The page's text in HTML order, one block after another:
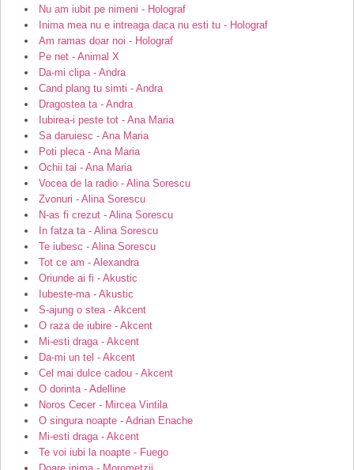
Nu am iubit pe nimeni - Holograf
Inima mea nu e intreaga daca nu esti tu - Holograf
Am ramas doar noi - Holograf
Pe net - Animal X
Da-mi clipa - Andra
Cand plang tu simti - Andra
Dragostea ta - Andra
Iubirea-i peste tot - Ana Maria
Sa daruiesc - Ana Maria
Poti pleca - Ana Maria
Ochii tai - Ana Maria
Vocea de la radio - Alina Sorescu
Zvonuri - Alina Sorescu
N-as fi crezut - Alina Sorescu
In fatza ta - Alina Sorescu
Te iubesc - Alina Sorescu
Tot ce am - Alexandra
Oriunde ai fi - Akustic
Iubeste-ma - Akustic
S-ajung o stea - Akcent
O raza de iubire - Akcent
Mi-esti draga - Akcent
Da-mi un tel - Akcent
Cel mai dulce cadou - Akcent
O dorinta - Adelline
Noros Cecer - Mircea Vintila
O singura noapte - Adrian Enache
Mi-esti draga - Akcent
Te voi iubi la noapte - Fuego
Doare inima - Morometzii